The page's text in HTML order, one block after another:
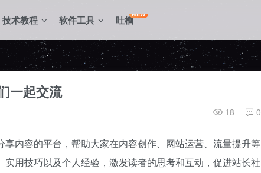
技术教程 软件工具 吐槽NEW
一起交流
18 0
内容的平台，帮助大家在内容创作、网站运营、流量提升等
用技巧以及个人经验，激发读者的思考和互动，促进站长社